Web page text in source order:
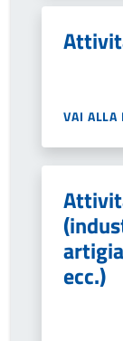
VAI ALLA
ecc.)